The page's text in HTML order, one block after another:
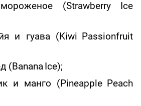
мороженое (Strawberry
Ice
и гуава (Kiwi Passionfruit
(Banana Ice);
и манго (Pineapple Peach